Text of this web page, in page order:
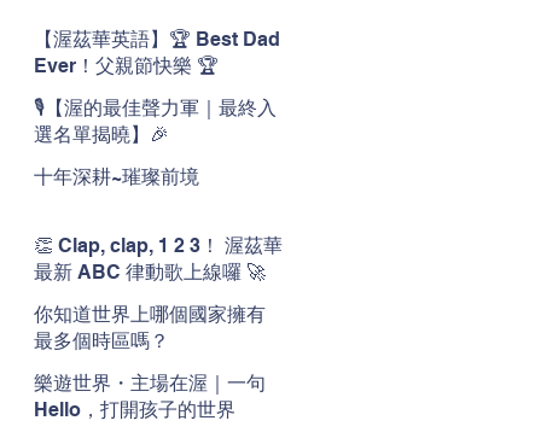
【渥茲華英語】🏆 Best Dad
Ever！父親節快樂 🏆
🎙️【渥的最佳聲力軍｜最終入
選名單揭曉】🎉
十年深耕~璀璨前境
👏 Clap, clap, 1 2 3！ 渥茲華
最新 ABC 律動歌上線囉 🚀
你知道世界上哪個國家擁有
最多個時區嗎？
樂遊世界・主場在渥｜一句
Hello，打開孩子的世界